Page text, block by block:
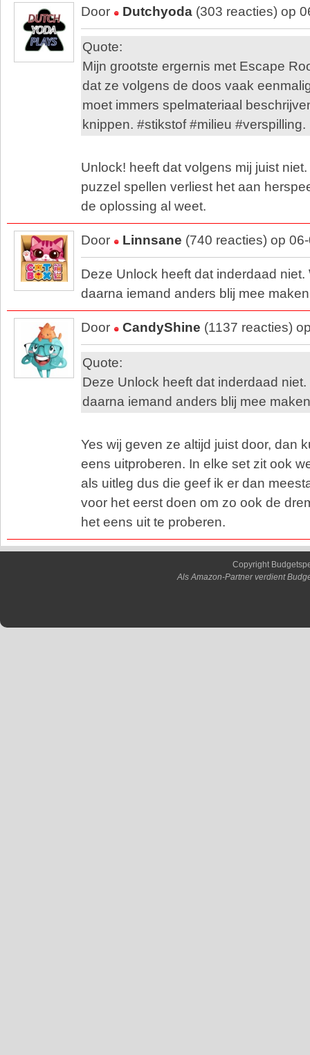
Door Dutchyoda (303 reacties) op
Quote:
Mijn grootste ergernis met Escape
dat ze volgens de doos vaak
moet immers spelmateriaal
knippen. #stikstof #milieu #verspilling.
Unlock! heeft dat volgens mij juist
puzzel spellen verliest het aan
de oplossing al weet.
Door Linnsane (740 reacties) op
Deze Unlock heeft dat inderdaad
daarna iemand anders blij mee
Door CandyShine (1137 reacties)
Quote:
Deze Unlock heeft dat inderdaad
daarna iemand anders blij mee
Yes wij geven ze altijd juist door, dan
eens uitproberen. In elke set zit ook
als uitleg dus die geef ik er dan
voor het eerst doen om zo ook de
het eens uit te proberen.
Copyright
Als Amazon-Partner verdient